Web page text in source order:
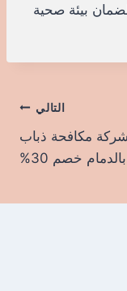
بيئة صحية
التالي
شركة مكافحة ذباب
بالدمام خصم 30%